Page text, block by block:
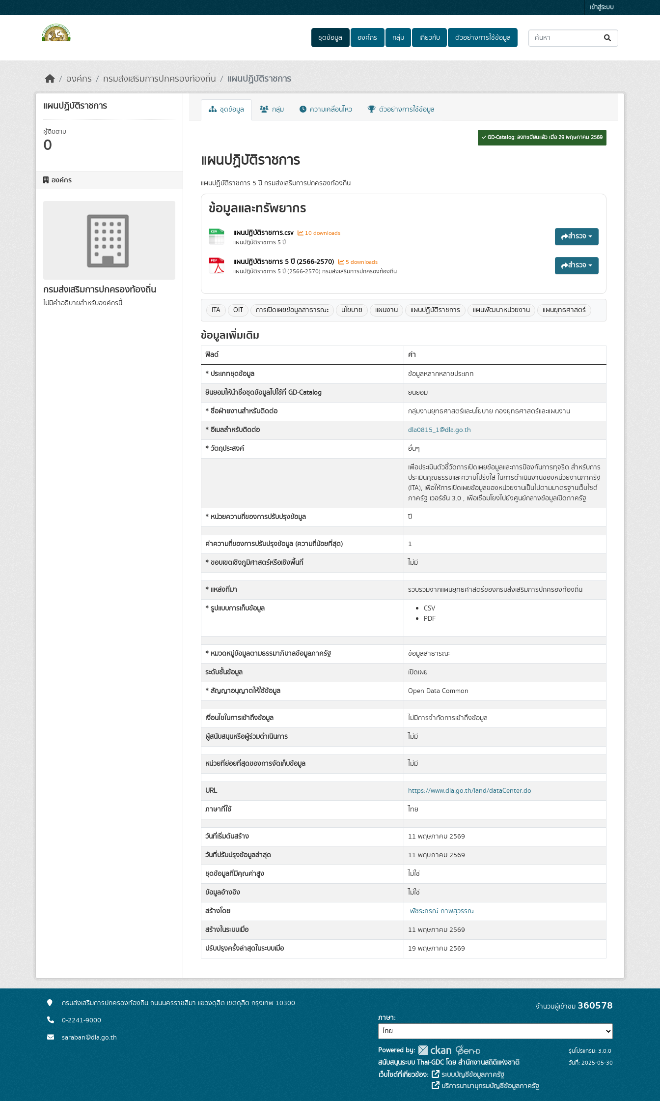
เข้าสู่ระบบ
ชุดข้อมูล องค์กร กลุ่ม เกี่ยวกับ ตัวอย่างการใช้ข้อมูล
องค์กร กรมส่งเสริมการปกครองท้องถิ่น แผนปฏิบัติราชการ
แผนปฏิบัติราชการ
ผู้ติดตาม
0
องค์กร
กรมส่งเสริมการปกครองท้องถิ่น
ไม่มีคำอธิบายสำหรับองค์กรนี้
ชุดข้อมูล กลุ่ม ความเคลื่อนไหว ตัวอย่างการใช้ข้อมูล
GD-Catalog: ลงทะเบียนแล้ว เมื่อ 29 พฤษภาคม 2569
แผนปฏิบัติราชการ
แผนปฏิบัติราชการ 5 ปี กรมส่งเสริมการปกครองท้องถิ่น
ข้อมูลและทรัพยากร
แผนปฏิบัติราชการ.csv
10 downloads
แผนปฏิบัติราชการ 5 ปี
สำรวจ
แผนปฏิบัติราชการ 5 ปี (2566-2570)
5 downloads
แผนปฏิบัติราชการ 5 ปี (2566-2570) กรมส่งเสริมการปกครองท้องถิ่น
สำรวจ
ITA OIT การเปิดเผยข้อมูลสาธารณะ นโยบาย แผนงาน แผนปฏิบัติราชการ แผนพัฒนาหน่วยงาน แผนยุทธศาสตร์
ข้อมูลเพิ่มเติม
ฟิลด์
ค่า
* ประเภทชุดข้อมูล
ข้อมูลหลากหลายประเภท
ยินยอมให้นำชื่อชุดข้อมูลไปใช้ที่ GD-Catalog
ยินยอม
* ชื่อฝ่ายงานสำหรับติดต่อ
กลุ่มงานยุทธศาสตร์และนโยบาย กองยุทธศาสตร์และแผนงาน
* อีเมลสำหรับติดต่อ
dla0815_1@dla.go.th
* วัตถุประสงค์
อื่นๆ
เพื่อประเมินตัวชี้วัดการเปิดเผยข้อมูลและการป้องกันการทุจริต สำหรับการ
ประเมินคุณธรรมและความโปร่งใส ในการดำเนินงานของหน่วยงานภาครัฐ
(ITA), เพื่อให้การเปิดเผยข้อมูลของหน่วยงานเป็นไปตามมาตรฐานเว็บไซต์
ภาครัฐ เวอร์ชัน 3.0 , เพื่อเชื่อมโยงไปยังศูนย์กลางข้อมูลเปิดภาครัฐ
* หน่วยความถี่ของการปรับปรุงข้อมูล
ปี
ค่าความถี่ของการปรับปรุงข้อมูล (ความถี่น้อยที่สุด)
1
* ขอบเขตเชิงภูมิศาสตร์หรือเชิงพื้นที่
ไม่มี
* แหล่งที่มา
รวบรวมจากแผนยุทธศาสตร์ของกรมส่งเสริมการปกครองท้องถิ่น
* รูปแบบการเก็บข้อมูล
CSV
PDF
* หมวดหมู่ข้อมูลตามธรรมาภิบาลข้อมูลภาครัฐ
ข้อมูลสาธารณะ
ระดับชั้นข้อมูล
เปิดเผย
* สัญญาอนุญาตให้ใช้ข้อมูล
Open Data Common
เงื่อนไขในการเข้าถึงข้อมูล
ไม่มีการจำกัดการเข้าถึงข้อมูล
ผู้สนับสนุนหรือผู้ร่วมดำเนินการ
ไม่มี
หน่วยที่ย่อยที่สุดของการจัดเก็บข้อมูล ไม่มี
URL
https://www.dla.go.th/land/dataCenter.do
ภาษาที่ใช้
ไทย
วันที่เริ่มต้นสร้าง
11 พฤษภาคม 2569
วันที่ปรับปรุงข้อมูลล่าสุด
11 พฤษภาคม 2569
ชุดข้อมูลที่มีคุณค่าสูง
ไม่ใช่
ข้อมูลอ้างอิง
ไม่ใช่
สร้างโดย
พัชระภรณ์ ภาพสุวรรณ
สร้างในระบบเมื่อ
11 พฤษภาคม 2569
ปรับปรุงครั้งล่าสุดในระบบเมื่อ
19 พฤษภาคม 2569
กรมส่งเสริมการปกครองท้องถิ่น ถนนนครราชสีมา แขวงดุสิต เขตดุสิต กรุงเทพ 10300
0-2241-9000
saraban@dla.go.th
จำนวนผู้เข้าชม 360578
ภาษา
Powered by:
สนับสนุนระบบ Thai-GDC โดย สำนักงานสถิติแห่งชาติ
เว็บไซต์ที่เกี่ยวข้อง:
ระบบบัญชีข้อมูลภาครัฐ
บริการนามานุกรมบัญชีข้อมูลภาครัฐ
รุ่นโปรแกรม: 3.0.0
วันที่: 2025-05-30